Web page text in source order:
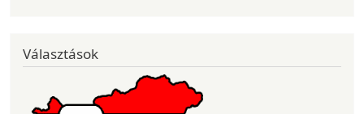
Választások